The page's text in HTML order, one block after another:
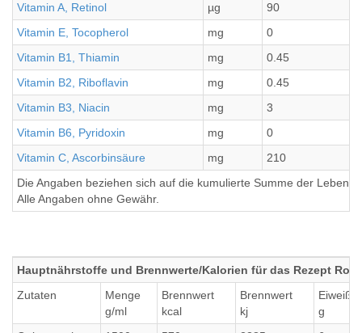
Vitamin A, Retinol
µg 90
Vitamin E, Tocopherol
mg 0
Vitamin B1, Thiamin
mg 0.45
Vitamin B2, Riboflavin
mg 0.45
Vitamin B3, Niacin
mg 3
Vitamin B6, Pyridoxin
mg 0
Vitamin C, Ascorbinsäure
mg 210
Die Angaben beziehen sich auf die kumulierte Summe der
Alle Angaben ohne Gewähr.
Hauptnährstoffe und Brennwerte/Kalorien für das Rezept
Zutaten
Menge
g/ml
Brennwert
kcal
Brennwert
kj
Eiweiß
g